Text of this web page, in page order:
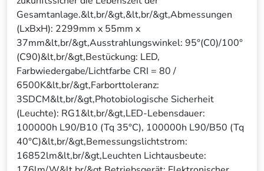
Gesamtanlage.&lt,br/&gt,&lt,br/&gt,Abmessungen
(LxBxH): 2299mm x 55mm x
37mm&lt,br/&gt,Ausstrahlungswinkel: 95°(C0)/100°
(C90)&lt,br/&gt,Bestückung: LED,
Farbwiedergabe/Lichtfarbe CRI = 80 /
6500K&lt,br/&gt,Farborttoleranz:
3SDCM&lt,br/&gt,Photobiologische Sicherheit
(Leuchte): RG1&lt,br/&gt,LED-Lebensdauer:
100000h L90/B10 (Tq 35°C), 100000h L90/B50 (Tq
40°C)&lt,br/&gt,Bemessungslichtstrom:
16852lm&lt,br/&gt,Leuchten Lichtausbeute: